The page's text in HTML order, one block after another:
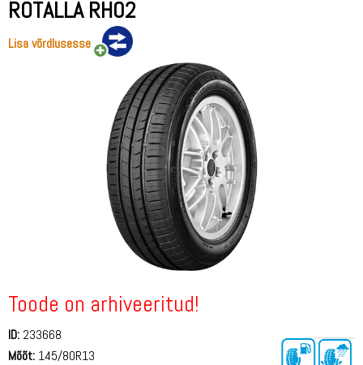
ROTALLA RH02
Lisa võrdlusesse
Toode on arhiveeritud!
ID: 233668
Mõõt: 145/80R13